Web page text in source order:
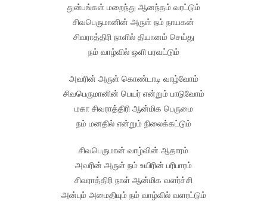
துன்பங்கள் மறைந்து ஆனந்தம் வரட்டும்
சிவபெருமானின் அருள் நம் நாயகன்
சிவராத்திரி நாளில் தியானம் செய்து
நம் வாழ்வில் ஒளி பரவட்டும்
அவரின் அருள் கொண்டாடி வாழ்வோம்
சிவபெருமானின் பெயர் என்றும் பாடுவோம்
மகா சிவராத்திரி ஆன்மிக பெருமை
நம் மனதில் என்றும் நிலைக்கட்டும்
சிவபெருமான் வாழ்வின் ஆதாரம்
அவரின் அருள் நம் உயிரின் பரிபாரம்
சிவராத்திரி நாள் ஆன்மிக வளர்ச்சி
அன்பும் அமைதியும் நம் வாழ்வில் வளரட்டும்